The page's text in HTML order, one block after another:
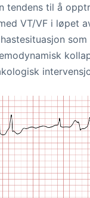
tendens til å
VT/VF i løpet